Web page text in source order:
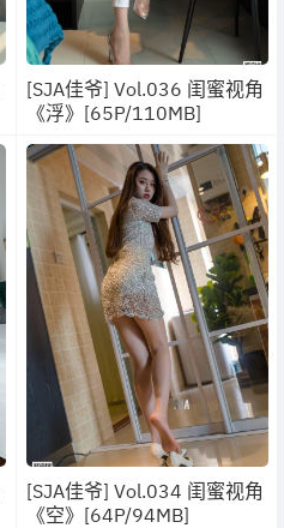
[SJA佳爷] Vol.036 闺蜜视角
《浮》[65P/110MB]
[SJA佳爷] Vol.034 闺蜜视角
《空》[64P/94MB]